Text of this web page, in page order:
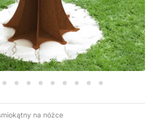
na nóżce